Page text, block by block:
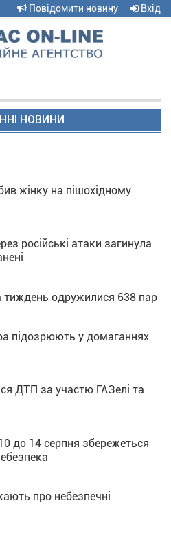
Повідомити новину Вхід
navigation
НОВИНИ
жінку на пішохідному
російські атаки загинула
тиждень одружилися 638 пар
підозрюють у домаганнях
ДТП за участю ГАЗелі та
до 14 серпня збережеться
про небезпечні